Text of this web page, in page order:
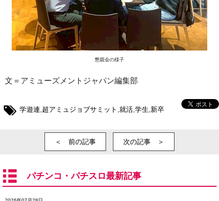
懇親会の様子
文＝アミューズメントジャパン編集部
学遊連 超アミュジョブサミット 就活 学生 新卒
＜ 前の記事 次の記事 ＞
パチンコ・パチスロ最新記事